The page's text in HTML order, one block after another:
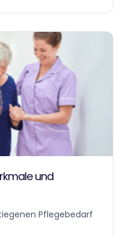
und
Pflegebedarf